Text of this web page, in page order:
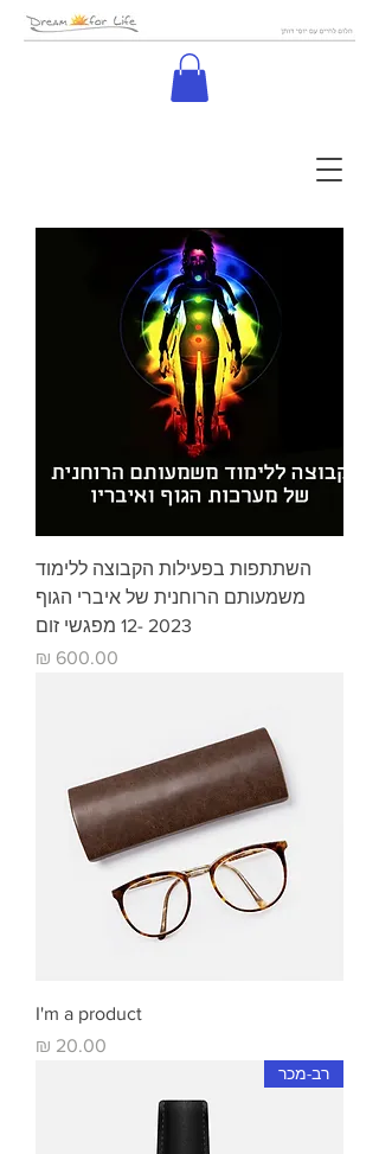
השתתפות בפעילות הקבוצה ללימוד
משמעותם הרוחנית של איברי הגוף
2023 -12 מפגשי זום
מחיר
I'm a product
מחיר
רב-מכר